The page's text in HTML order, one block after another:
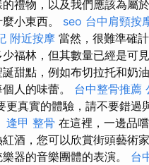
禮物，以及我們應該為屬
小東西。 seo 台中肩頸按
附近按摩 當然，很難準確
福林，但其數量已經是可
甜點，例如布切拉托和奶
人的味蕾。 台中整骨推薦
更真實的體驗，請不要錯過
逢甲 整骨 在這裡，一邊品
酒，您可以欣賞街頭藝術
器的音樂團體的表演。 台